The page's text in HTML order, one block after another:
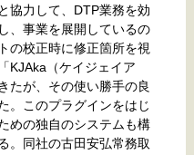
協力して、DTP業務を効
、事業を展開しているの
の校正時に修正箇所を視
KJAka（ケイジェイア
たが、その使い勝手の良
。このプラグインをはじ
めの独自のシステムも構
。同社の古田安弘常務取